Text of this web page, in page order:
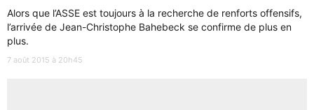
Alors que l’ASSE est toujours à la recherche de renforts offensifs,
l’arrivée de Jean-Christophe Bahebeck se confirme de plus en
plus.
7 août 2015 à 20h45